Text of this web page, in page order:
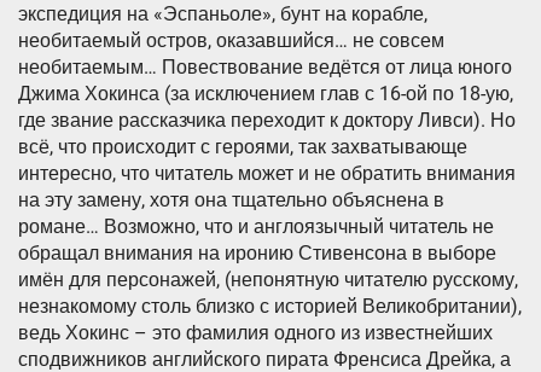
экспедиция на «Эспаньоле», бунт на корабле,
необитаемый остров, оказавшийся… не совсем
необитаемым… Повествование ведётся от лица юного
Джима Хокинса (за исключением глав с 16-ой по 18-ую,
где звание рассказчика переходит к доктору Ливси). Но
всё, что происходит с героями, так захватывающе
интересно, что читатель может и не обратить внимания
на эту замену, хотя она тщательно объяснена в
романе… Возможно, что и англоязычный читатель не
обращал внимания на иронию Стивенсона в выборе
имён для персонажей, (непонятную читателю русскому,
незнакомому столь близко с историей Великобритании),
ведь Хокинс – это фамилия одного из известнейших
сподвижников английского пирата Френсиса Дрейка, а